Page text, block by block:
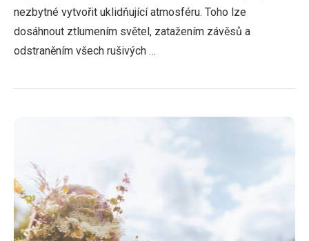
nezbytné vytvořit uklidňující atmosféru. Toho lze
dosáhnout ztlumením světel, zatažením závěsů a
odstraněním všech rušivých …